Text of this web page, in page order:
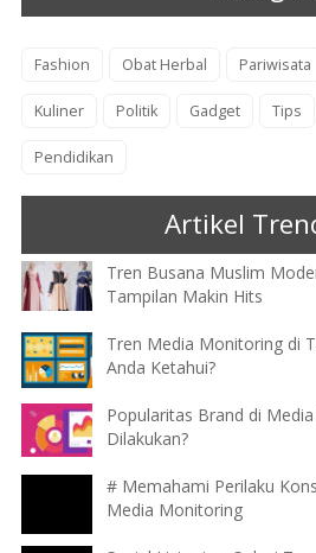
Fashion Obat Herbal Pariwisata
Kuliner Politik Gadget Tips
Pendidikan
Artikel
Tren Busana Muslim
Tampilan Makin Hits
Tren Media Monitoring di
Anda Ketahui?
Popularitas Brand di
Dilakukan?
# Memahami Perilaku
Media Monitoring